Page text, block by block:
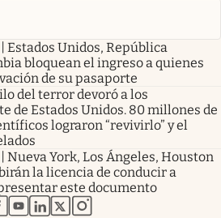
Estados Unidos, República
bloquean el ingreso a quienes
de su pasaporte
del terror devoró a los
de Estados Unidos. 80 millones de
lograron “revivirlo” y el
Nueva York, Los Ángeles, Houston
la licencia de conducir a
este documento
abre en nueva pestaña
abre en nueva pestaña
abre en nueva pestaña
abre en nueva pestaña
abre en nueva pestaña